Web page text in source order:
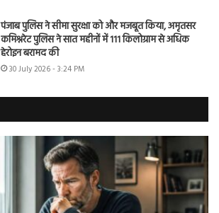
पंजाब पुलिस ने सीमा सुरक्षा को और मजबूत किया, अमृतसर
कमिश्नरेट पुलिस ने सात महीनों में 111 किलोग्राम से अधिक
हेरोइन बरामद की
30 July 2026 - 3:24 PM